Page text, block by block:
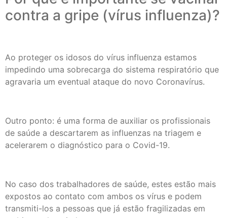
contra a gripe (vírus influenza)?
Ao proteger os idosos do vírus influenza estamos
impedindo uma sobrecarga do sistema respiratório que
agravaria um eventual ataque do novo Coronavírus.
Outro ponto: é uma forma de auxiliar os profissionais
de saúde a descartarem as influenzas na triagem e
acelerarem o diagnóstico para o Covid-19.
No caso dos trabalhadores de saúde, estes estão mais
expostos ao contato com ambos os vírus e podem
transmiti-los a pessoas que já estão fragilizadas em